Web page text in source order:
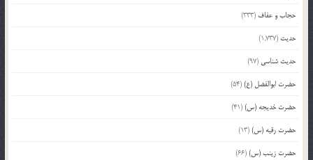
حجاب و عفاف (333)
حدیث (1,737)
حدیث شناسی (97)
حضرت ابوالفضل (ع)(54)
حضرت خدیجه (س)(41)
حضرت رقیه (س)(13)
حضرت زینب (س)(66)